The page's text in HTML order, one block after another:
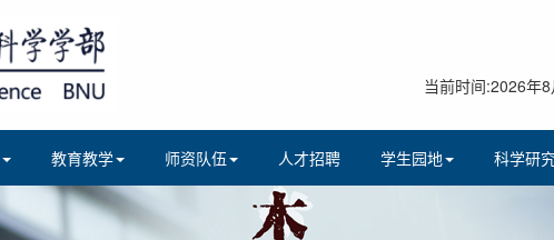
当前时间:2026年
教育教学 师资队伍 人才招聘 学生园地 科学研